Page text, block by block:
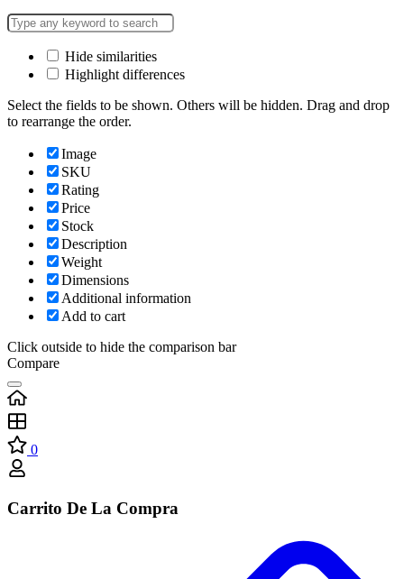
Hide similarities
Highlight differences
Select the fields to be shown. Others will be hidden. Drag and drop
to rearrange the order.
Image
SKU
Rating
Price
Stock
Description
Weight
Dimensions
Additional information
Add to cart
Click outside to hide the comparison bar
Compare
0
Carrito De La Compra